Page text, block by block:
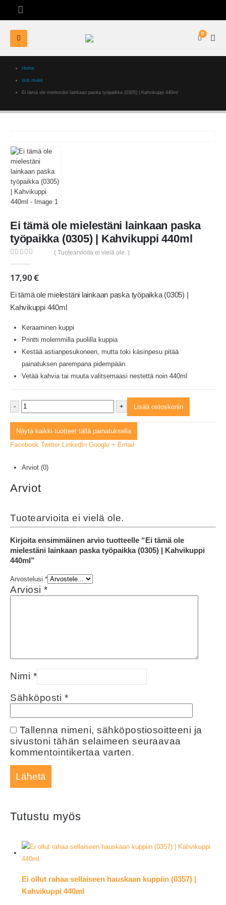
0
Home
Isot mukit
Ei tämä ole mielestäni lainkaan paska työpaikka (0305) | Kahvikuppi 440ml
Ei tämä ole mielestäni lainkaan paska
työpaikka (0305) | Kahvikuppi 440ml
( Tuotearvioita ei vielä ole. )
17,90€
Ei tämä ole mielestäni lainkaan paska työpaikka (0305) |
Kahvikuppi 440ml
Keraaminen kuppi
Printti molemmilla puolilla kuppia
Kestää astianpesukoneen, mutta toki käsinpesu pitää
painatuksen parempana pidempään.
Vetää kahvia tai muuta valitsemaasi nestettä noin 440ml
- + Lisää ostoskoriin
Näytä kaikki tuotteet tällä painatuksella
Facebook Twitter LinkedIn Google + Email
Arviot (0)
Arviot
Tuotearvioita ei vielä ole.
Kirjoita ensimmäinen arvio tuotteelle “Ei tämä ole
mielestäni lainkaan paska työpaikka (0305) | Kahvikuppi
440ml”
Arvostelusi *
Arviosi *
Nimi *
Sähköposti *
Tallenna nimeni, sähköpostiosoitteeni ja
sivustoni tähän selaimeen seuraavaa
kommentointikertaa varten.
Tutustu myös
Ei ollut rahaa sellaiseen hauskaan kuppiin (0357) |
Kahvikuppi 440ml